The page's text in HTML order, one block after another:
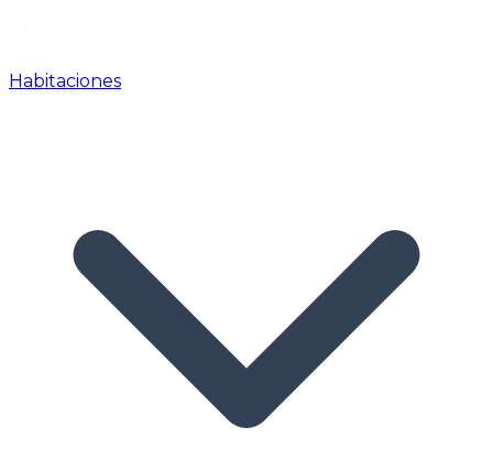
Habitaciones